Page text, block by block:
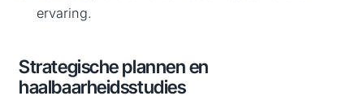
ervaring.
Strategische plannen en
haalbaarheidsstudies